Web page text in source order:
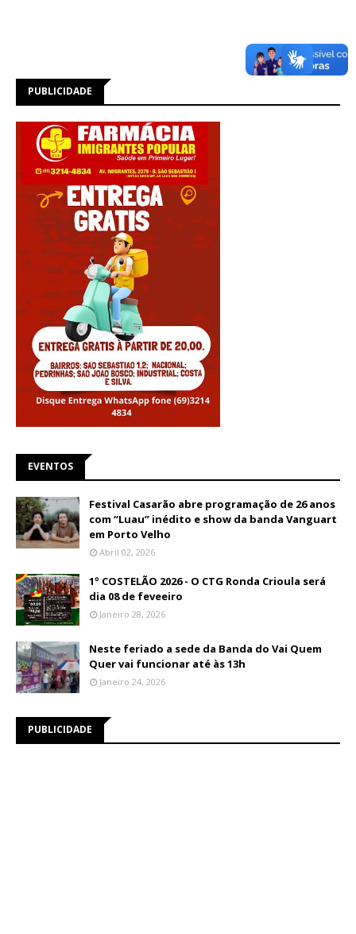
PUBLICIDADE
EVENTOS
Festival Casarão abre programação de 26 anos
com “Luau” inédito e show da banda Vanguart
em Porto Velho
Abril 02, 2026
1º COSTELÃO 2026 - O CTG Ronda Crioula será
dia 08 de feveeiro
Janeiro 28, 2026
Neste feriado a sede da Banda do Vai Quem
Quer vai funcionar até às 13h
Janeiro 24, 2026
PUBLICIDADE